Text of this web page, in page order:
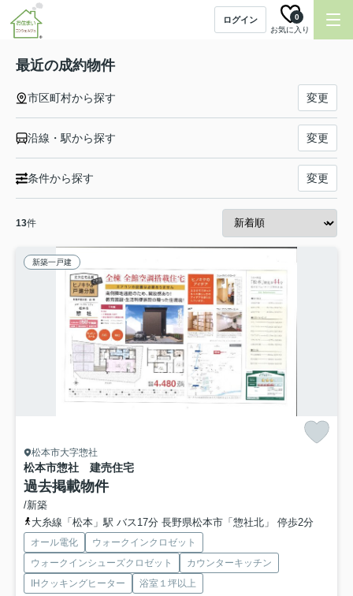
ログイン
お気に入り
0
最近の成約物件
市区町村から探す 変更
沿線・駅から探す 変更
条件から探す 変更
13件
新築一戸建
松本市大字惣社
松本市惣社 建売住宅
過去掲載物件
/新築
大糸線「松本」駅 バス17分 長野県松本市「惣社北」 停歩2分
オール電化
ウォークインクロゼット
ウォークインシューズクロゼット
カウンターキッチン
IHクッキングヒーター
浴室１坪以上